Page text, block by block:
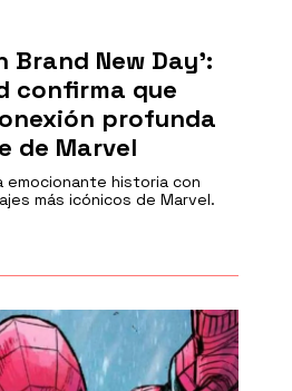
Brand New Day':
confirma que
profunda
de Marvel
emocionante historia con
más icónicos de Marvel.